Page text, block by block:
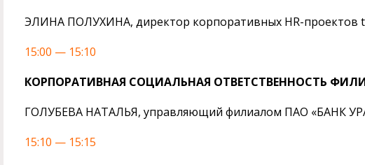
ЭЛИНА ПОЛУХИНА, директор корпоративных HR-проектов
15:00 — 15:10
КОРПОРАТИВНАЯ СОЦИАЛЬНАЯ ОТВЕТСТВЕННОСТЬ
ГОЛУБЕВА НАТАЛЬЯ, управляющий филиалом ПАО «БАНК
15:10 — 15:15